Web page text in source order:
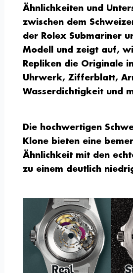
Ähnlichkeiten und
zwischen dem
der Rolex Submariner
Modell und zeigt auf,
Repliken die Originale
Uhrwerk, Zifferblatt,
Wasserdichtigkeit und
Die hochwertigen
Klone bieten eine
Ähnlichkeit mit den
zu einem deutlich